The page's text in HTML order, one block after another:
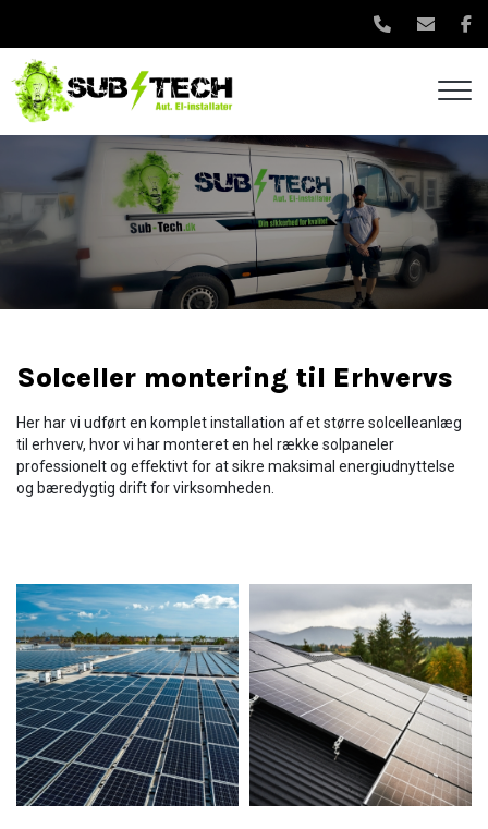
hovedindhold
Solceller montering til Erhvervs
Her har vi udført en komplet installation af et større solcelleanlæg
til erhverv, hvor vi har monteret en hel række solpaneler
professionelt og effektivt for at sikre maksimal energiudnyttelse
og bæredygtig drift for virksomheden.